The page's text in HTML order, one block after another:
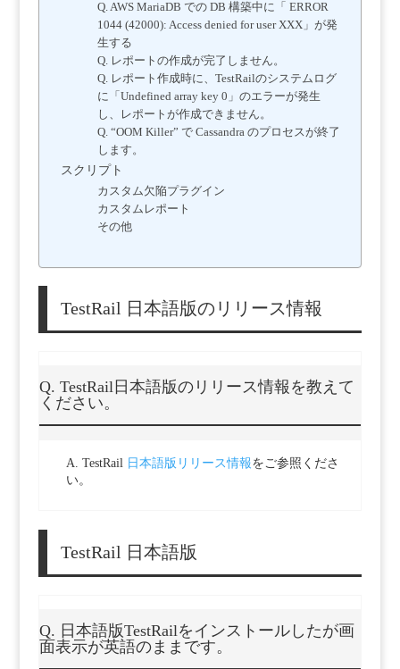
Q. AWS MariaDB での DB 構築中に「 ERROR
1044 (42000): Access denied for user XXX」が発
生する
Q. レポートの作成が完了しません。
Q. レポート作成時に、TestRailのシステムログ
に「Undefined array key 0」のエラーが発生
し、レポートが作成できません。
Q. “OOM Killer” で Cassandra のプロセスが終了
します。
スクリプト
カスタム欠陥プラグイン
カスタムレポート
その他
TestRail 日本語版のリリース情報
Q. TestRail日本語版のリリース情報を教えて
ください。
A. TestRail 日本語版リリース情報をご参照くださ
い。
TestRail 日本語版
Q. 日本語版TestRailをインストールしたが画
面表示が英語のままです。